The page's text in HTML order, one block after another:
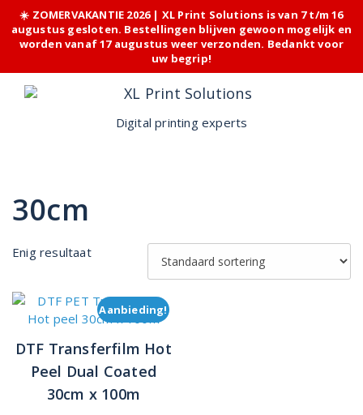
☀️ ZOMERVAKANTIE 2026 | XL Print Solutions is van 7 t/m 16
augustus gesloten. Bestellingen blijven gewoon mogelijk en
worden vanaf 17 augustus weer verzonden. Bedankt voor
uw begrip!
Digital printing experts
30cm
Enig resultaat
Aanbieding!
DTF Transferfilm Hot
Peel Dual Coated
30cm x 100m